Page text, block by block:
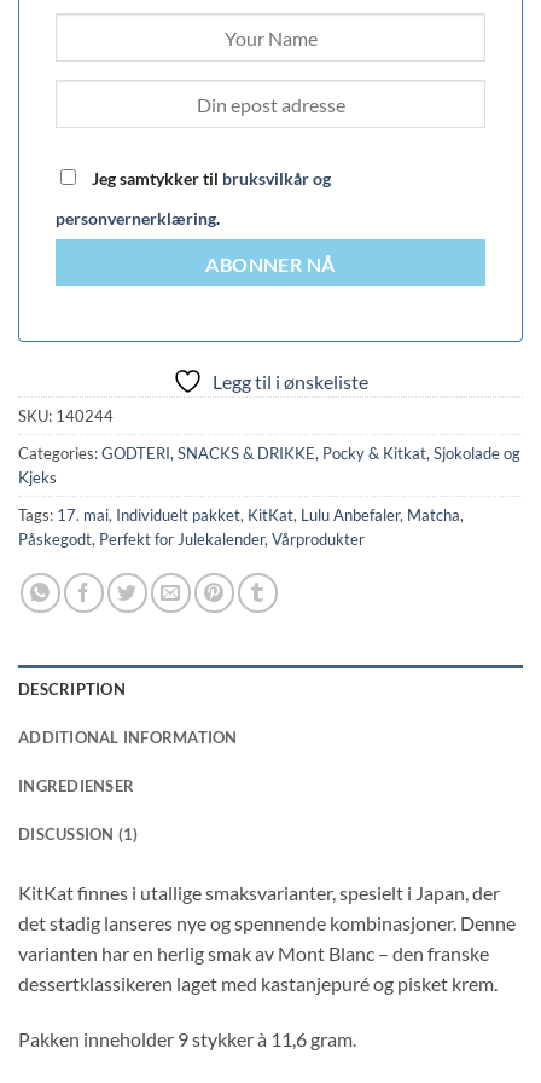
Jeg samtykker til bruksvilkår og
personvernerklæring.
ABONNER NÅ
Legg til i ønskeliste
SKU: 140244
Categories:GODTERI, SNACKS & DRIKKE, Pocky & Kitkat,Sjokolade og
Kjeks
Tags: 17. mai, Individuelt pakket, KitKat, Lulu Anbefaler, Matcha,
Påskegodt, Perfekt for Julekalender,Vårprodukter
DESCRIPTION
ADDITIONAL INFORMATION
INGREDIENSER
DISCUSSION (1)
KitKat finnes i utallige smaksvarianter, spesielt i Japan, der
det stadig lanseres nye og spennende kombinasjoner. Denne
varianten har en herlig smak av Mont Blanc – den franske
dessertklassikeren laget med kastanjepuré og pisket krem.
Pakken inneholder 9 stykker à 11,6 gram.